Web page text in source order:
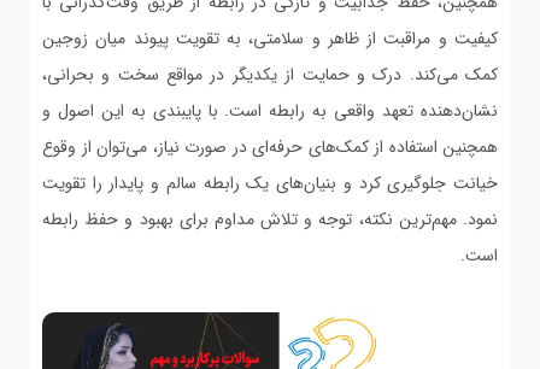
کیفیت و مراقبت از ظاهر و سلامتی، به تقویت پیوند میان زوجین
کمک می‌کند. درک و حمایت از یکدیگر در مواقع سخت و بحرانی،
نشان‌دهنده تعهد واقعی به رابطه است. با پایبندی به این اصول و
همچنین استفاده از کمک‌های حرفه‌ای در صورت نیاز، می‌توان از وقوع
خیانت جلوگیری کرد و بنیان‌های یک رابطه سالم و پایدار را تقویت
نمود. مهم‌ترین نکته، توجه و تلاش مداوم برای بهبود و حفظ رابطه
است.